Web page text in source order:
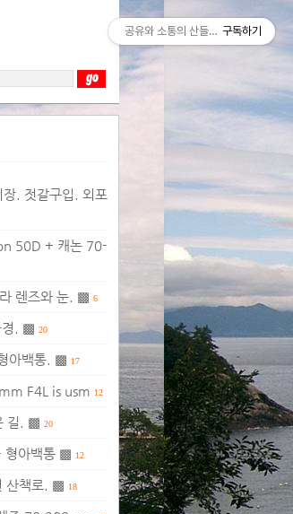
. 젓갈구입. 외포
50D + 캐논 70-
렌즈와 눈. ▩ 6
경. ▩ 20
아백통. ▩ 17
F4L is usm 12
길. ▩ 20
형아백통 ▩ 12
산책로. ▩ 18
공유와 소통의 산들바람구독하기